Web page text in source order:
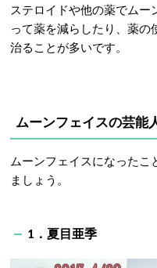
ステロイドや他の薬でム
って薬を減らしたり、薬の
治ることが多いです。
ムーンフェイスの芸能
ムーンフェイスになったこ
ましょう。
1．夏目亜季